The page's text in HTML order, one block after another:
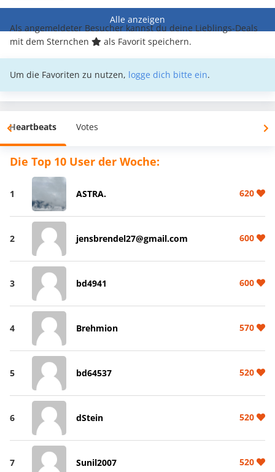
Alle anzeigen
Als angemeldeter Besucher kannst du deine Lieblings-Deals
mit dem Sternchen
als Favorit speichern.
Um die Favoriten zu nutzen, logge dich bitte ein.
Heartbeats Votes
Die Top 10 User der Woche:
1 ASTRA. 620
2 jensbrendel27@gmail.com 600
3 bd4941 600
4 Brehmion 570
5 bd64537 520
6 dStein 520
7 Sunil2007 520